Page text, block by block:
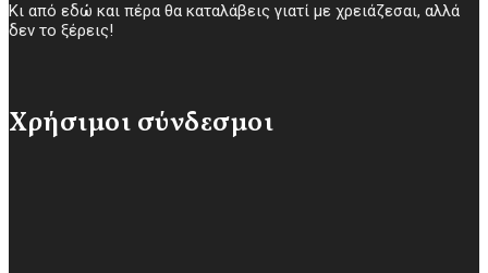
Κι από εδώ και πέρα θα καταλάβεις γιατί με χρειάζεσαι, αλλά
δεν το ξέρεις!
Χρήσιμοι σύνδεσμοι